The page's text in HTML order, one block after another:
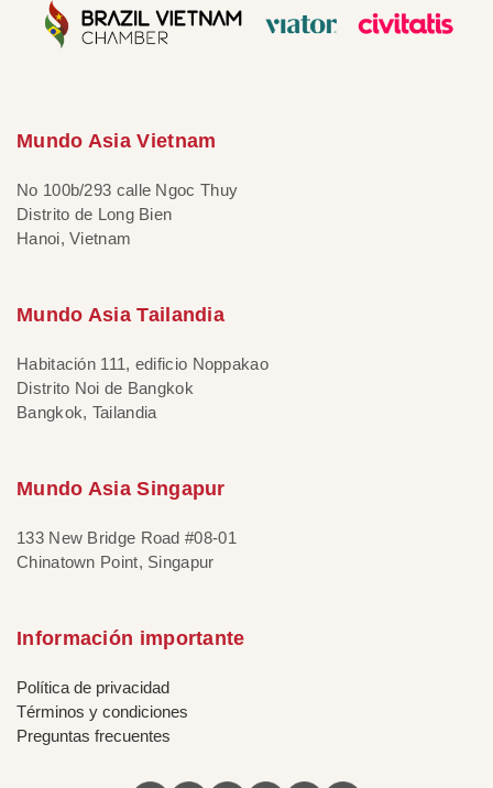
Mundo Asia Vietnam
No 100b/293 calle Ngoc Thuy
Distrito de Long Bien
Hanoi, Vietnam
Mundo Asia Tailandia
Habitación 111, edificio Noppakao
Distrito Noi de Bangkok
Bangkok, Tailandia
Mundo Asia Singapur
133 New Bridge Road #08-01
Chinatown Point, Singapur
Información importante
Política de privacidad
Términos y condiciones
Preguntas frecuentes